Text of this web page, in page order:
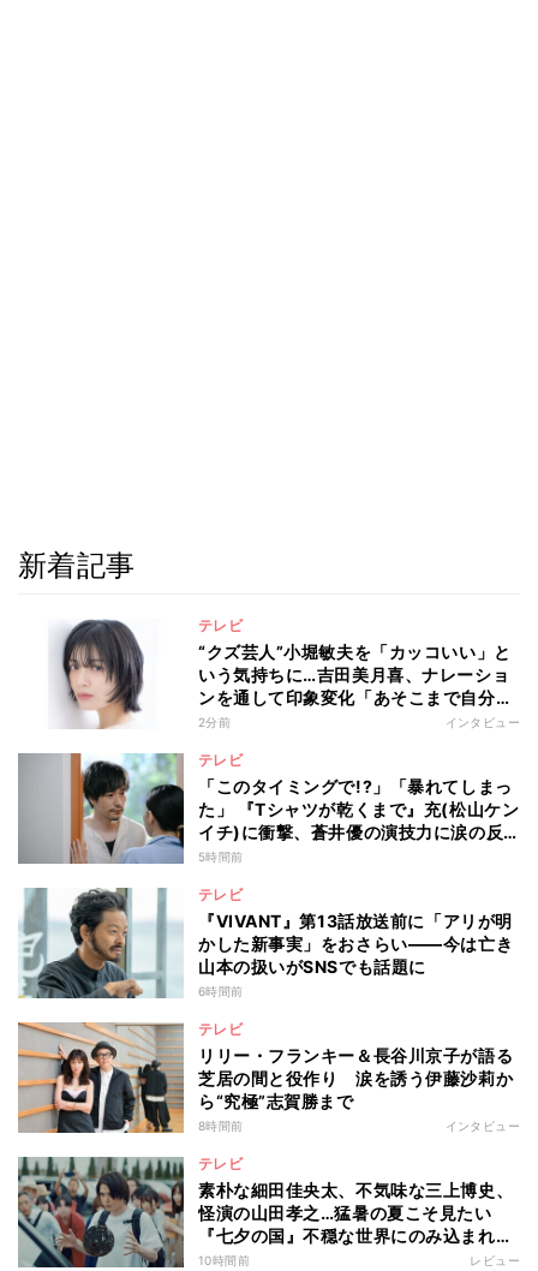
新着記事
テレビ
“クズ芸人”小堀敏夫を「カッコいい」と
いう気持ちに…吉田美月喜、ナレーショ
ンを通して印象変化「あそこまで自分に
正直に生きられる人は、なかなかいな
2分前 インタビュー
テレビ
「このタイミングで!?」「暴れてしまっ
た」 『Tシャツが乾くまで』充(松山ケン
イチ)に衝撃、蒼井優の演技力に涙の反
響も
5時間前
テレビ
『VIVANT』第13話放送前に「アリが明
かした新事実」をおさらい――今は亡き
山本の扱いがSNSでも話題に
6時間前
テレビ
リリー・フランキー＆長谷川京子が語る
芝居の間と役作り 涙を誘う伊藤沙莉か
ら“究極”志賀勝まで
8時間前 インタビュー
テレビ
素朴な細田佳央太、不気味な三上博史、
怪演の山田孝之…猛暑の夏こそ見たい
『七夕の国』不穏な世界にのみ込まれる
超常ミステリー
10時間前 レビュー